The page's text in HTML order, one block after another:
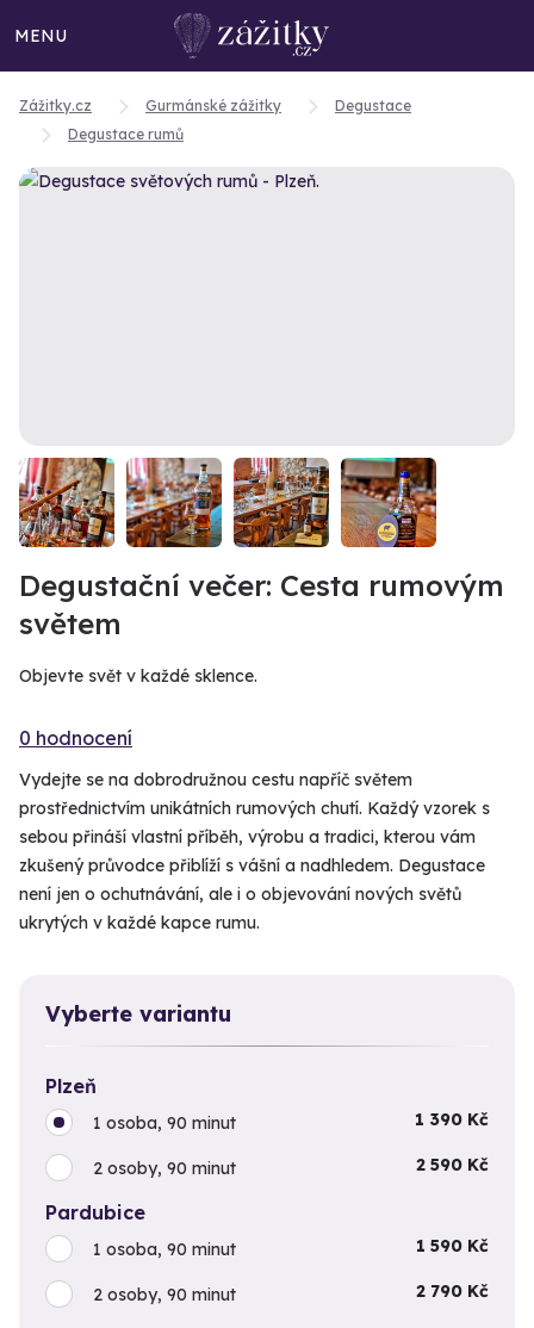
MENU
Zážitky.cz Gurmánské zážitky
Degustace
Degustace rumů
Degustační večer: Cesta rumovým
světem
Objevte svět v každé sklence.
0 hodnocení
Vydejte se na dobrodružnou cestu napříč světem
prostřednictvím unikátních rumových chutí. Každý vzorek s
sebou přináší vlastní příběh, výrobu a tradici, kterou vám
zkušený průvodce přiblíží s vášní a nadhledem. Degustace
není jen o ochutnávání, ale i o objevování nových světů
ukrytých v každé kapce rumu.
Vyberte variantu
Plzeň
1 osoba, 90 minut 1 390 Kč
2 osoby, 90 minut 2 590 Kč
Pardubice
1 osoba, 90 minut 1 590 Kč
2 osoby, 90 minut 2 790 Kč